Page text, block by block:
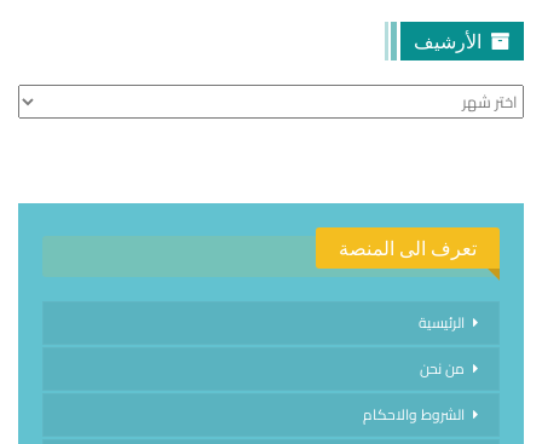
الأرشيف
الأرشيف
تعرف الى المنصة
الرئيسية
من نحن
الشروط والاحكام